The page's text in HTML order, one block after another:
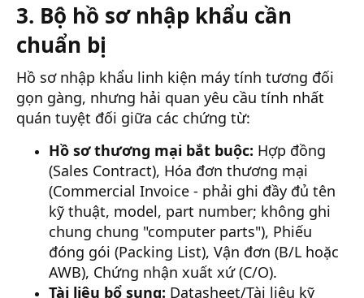
xuống chỉ còn$5.000 \text{ USD}$. Việc có
C/O giúp doanh nghiệp tiết kiệm ngay
$2.750 \text{ USD}$
dòng tiền đóng thuế ban đầu.
3. Bộ hồ sơ nhập khẩu cần
chuẩn bị
Hồ sơ nhập khẩu linh kiện máy tính tương đối
gọn gàng, nhưng hải quan yêu cầu tính nhất
quán tuyệt đối giữa các chứng từ:
Hồ sơ thương mại bắt buộc: Hợp đồng
(Sales Contract), Hóa đơn thương mại
(Commercial Invoice - phải ghi đầy đủ tên
kỹ thuật, model, part number; không ghi
chung chung "computer parts"), Phiếu
đóng gói (Packing List), Vận đơn (B/L hoặc
AWB), Chứng nhận xuất xứ (C/O).
Tài liệu bổ sung: Datasheet/Tài liệu kỹ